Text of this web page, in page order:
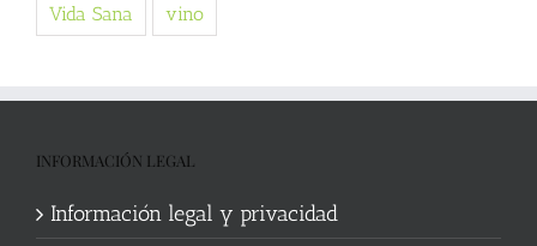
Vida Sana vino
INFORMACIÓN LEGAL
Información legal y privacidad